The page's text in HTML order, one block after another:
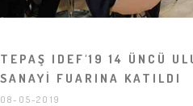
TEPAŞ IDEF'19 14 ÜNCÜ
SANAYİ FUARINA KATILDI
08-05-2019